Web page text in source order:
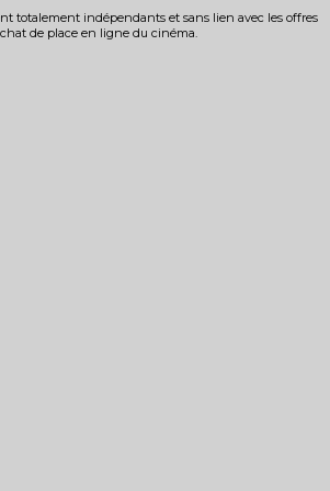
totalement indépendants et sans lien avec les offres
de place en ligne du cinéma.